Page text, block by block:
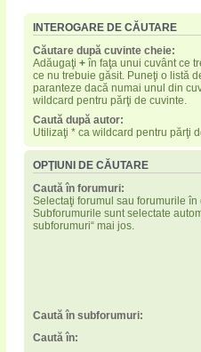
INTEROGARE DE CĂUTARE
Căutare după cuvinte cheie:
Adăugaţi + în faţa unui cuvânt ce
ce nu trebuie găsit. Puneţi o listă
paranteze dacă numai unul din
wildcard pentru părţi de cuvinte.
Caută după autor:
Utilizaţi * ca wildcard pentru părţi
OPŢIUNI DE CĂUTARE
Caută în forumuri:
Selectaţi forumul sau forumurile în
Subforumurile sunt selectate
subforumuri“ mai jos.
Caută în subforumuri:
Caută în: